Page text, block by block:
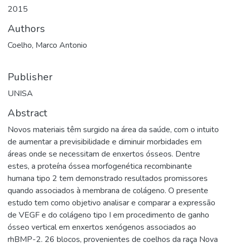
2015
Authors
Coelho, Marco Antonio
Publisher
UNISA
Abstract
Novos materiais têm surgido na área da saúde, com o intuito
de aumentar a previsibilidade e diminuir morbidades em
áreas onde se necessitam de enxertos ósseos. Dentre
estes, a proteína óssea morfogenética recombinante
humana tipo 2 tem demonstrado resultados promissores
quando associados à membrana de colágeno. O presente
estudo tem como objetivo analisar e comparar a expressão
de VEGF e do colágeno tipo I em procedimento de ganho
ósseo vertical em enxertos xenógenos associados ao
rhBMP-2. 26 blocos, provenientes de coelhos da raça Nova